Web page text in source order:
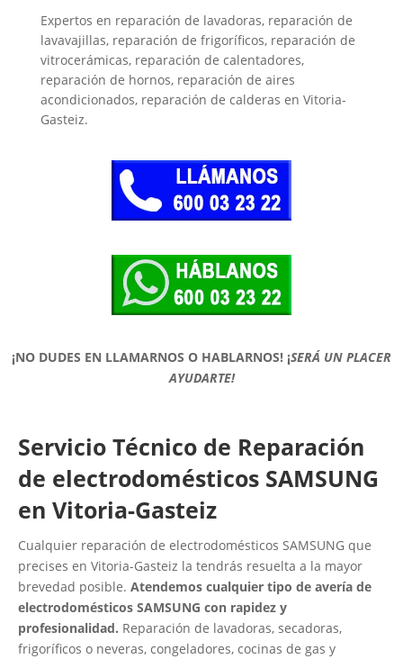
Expertos en reparación de lavadoras, reparación de
lavavajillas, reparación de frigoríficos, reparación de
vitrocerámicas, reparación de calentadores,
reparación de hornos, reparación de aires
acondicionados, reparación de calderas en Vitoria-
Gasteiz.
¡NO DUDES EN LLAMARNOS O HABLARNOS! ¡SERÁ UN PLACER
AYUDARTE!
Servicio Técnico de Reparación
de electrodomésticos SAMSUNG
en Vitoria-Gasteiz
Cualquier reparación de electrodomésticos SAMSUNG que
precises en Vitoria-Gasteiz la tendrás resuelta a la mayor
brevedad posible. Atendemos cualquier tipo de avería de
electrodomésticos SAMSUNG con rapidez y
profesionalidad. Reparación de lavadoras, secadoras,
frigoríficos o neveras, congeladores, cocinas de gas y